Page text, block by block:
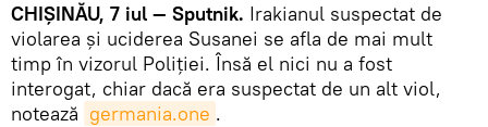
CHIȘINĂU, 7 iul — Sputnik. Irakianul suspectat de
violarea și uciderea Susanei se afla de mai mult
timp în vizorul Poliției. Însă el nici nu a fost
interogat, chiar dacă era suspectat de un alt viol,
notează germania.one .